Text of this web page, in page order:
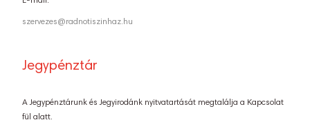
szervezes@radnotiszinhaz.hu
Jegypénztár
A Jegypénztárunk és Jegyirodánk nyitvatartását megtalálja a Kapcsolat
fül alatt.